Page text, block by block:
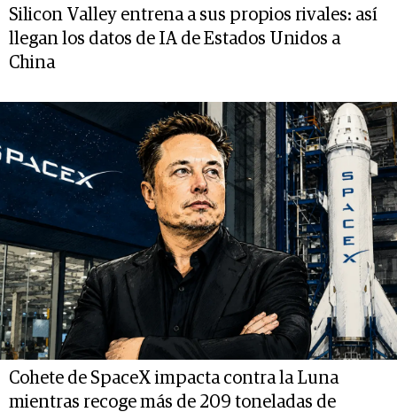
Silicon Valley entrena a sus propios rivales: así
llegan los datos de IA de Estados Unidos a
China
Cohete de SpaceX impacta contra la Luna
mientras recoge más de 209 toneladas de